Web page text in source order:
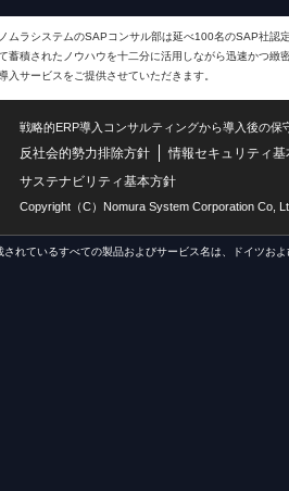
ノムラシステムのSAPコンサル部は延べ100名のSAP社認
蓄積されたノウハウを十二分に活用しながら迅速かつ緻
入サービスをご提供させていただきます。
戦略的ERP導入コンサルティングから導入後の
反社会的勢力排除方針
情報セキュリティ基
サステナビリティ基本方針
Copyright（C）Nomura System Corporation Co,
れているすべての製品およびサービス名は、ドイツお